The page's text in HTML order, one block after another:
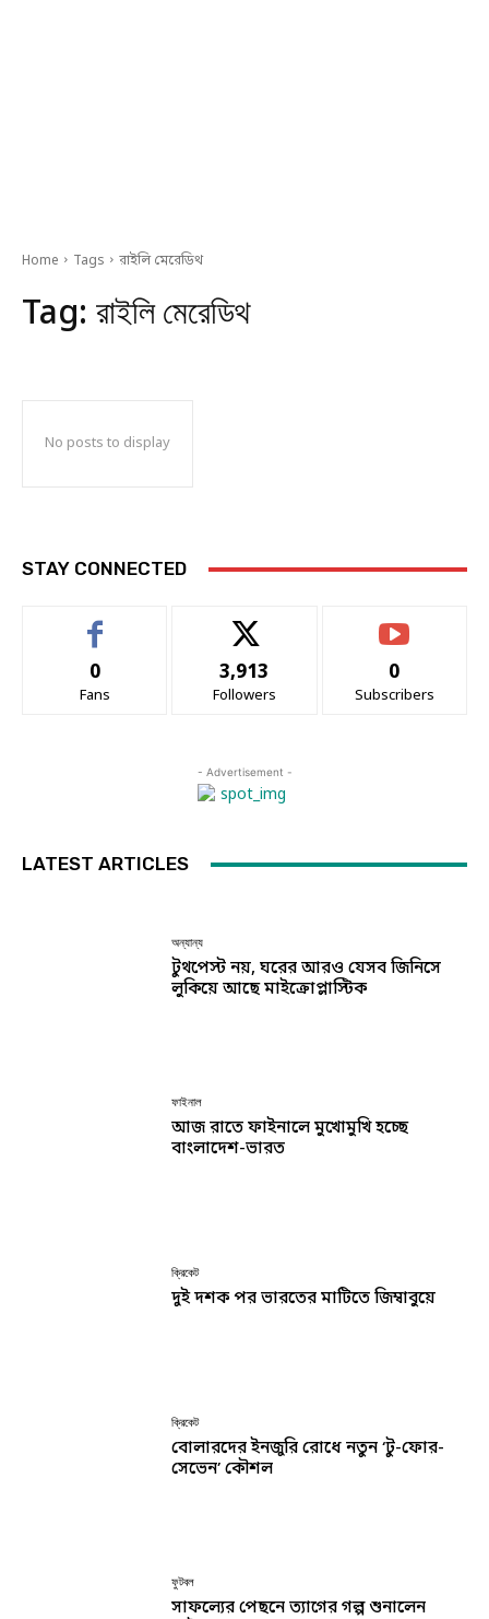
Home Tags রাইলি মেরেডিথ
Tag: রাইলি মেরেডিথ
No posts to display
STAY CONNECTED
0
Fans
3,913
Followers
0
Subscribers
- Advertisement -
LATEST ARTICLES
অন্যান্য
টুথপেস্ট নয়, ঘরের আরও যেসব জিনিসে
লুকিয়ে আছে মাইক্রোপ্লাস্টিক
ফাইনাল
আজ রাতে ফাইনালে মুখোমুখি হচ্ছে
বাংলাদেশ-ভারত
ক্রিকেট
দুই দশক পর ভারতের মাটিতে জিম্বাবুয়ে
ক্রিকেট
বোলারদের ইনজুরি রোধে নতুন ‘টু-ফোর-
সেভেন’ কৌশল
ফুটবল
সাফল্যের পেছনে ত্যাগের গল্প শুনালেন